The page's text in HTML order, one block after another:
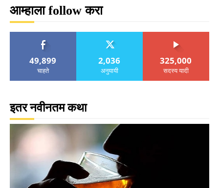
आम्हाला follow करा
49,899
चाहते
2,036
अनुयायी
325,000
सदस्य यादी
इतर नवीनतम कथा